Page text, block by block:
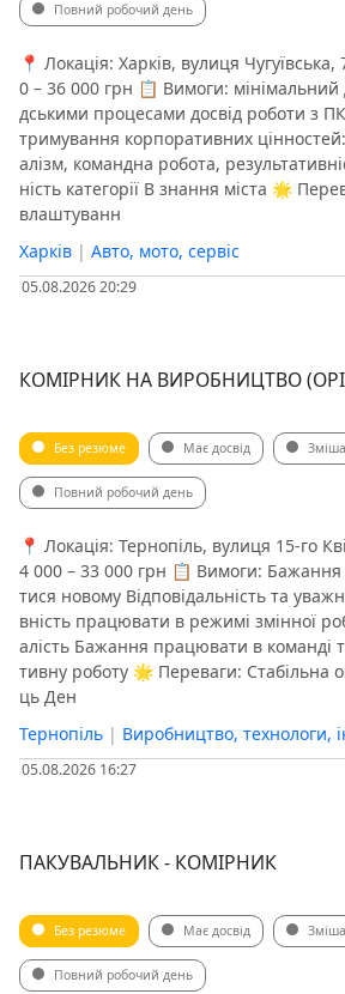
Повний робочий день
📍 Локація: Харків, вулиця
0 – 36 000 грн 📋 Вимоги: мінімальний
дськими процесами досвід роботи з
тримування корпоративних
алізм, командна робота,
ність категорії B знання міста 🌟
влаштуванн
Харків | Авто, мото, сервіс
05.08.2026 20:29
КОМІРНИК НА ВИРОБНИЦТВО
Без резюме Має досвід
Повний робочий день
📍 Локація: Тернопіль, вулиця 15-го
4 000 – 33 000 грн 📋 Вимоги:
тися новому Відповідальність та
вність працювати в режимі змінної
алість Бажання працювати в команді
тивну роботу 🌟 Переваги: Стабільна
ць Ден
Тернопіль | Виробництво, технологи,
05.08.2026 16:27
ПАКУВАЛЬНИК - КОМІРНИК
Без резюме Має досвід
Повний робочий день